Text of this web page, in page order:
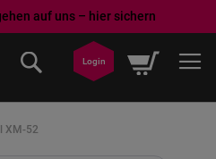
auf uns – hier sichern
Mein
Login
XM-52